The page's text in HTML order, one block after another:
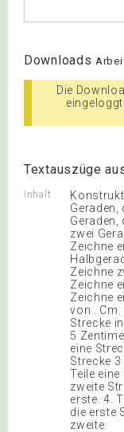
Downloads
Die
Textauszüge
Inhalt
Geraden,
zwei
Zeichne
Zeichne
Zeichne
Zeichne
von .
Strecke
5
eine
Strecke
Teile
zweite
erste. 4.
die erste
zweite.